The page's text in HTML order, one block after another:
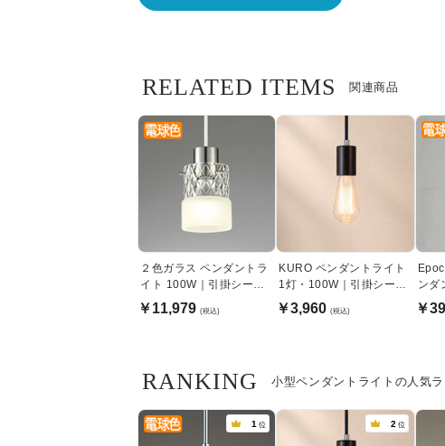
関連商品
RELATED ITEMS
２色ガラス ペンダントラ
イト 100W｜引掛シーリ
ング式
￥11,979 (税込)
KURO ペンダントライト
1灯・100W｜引掛シーリ
ング式
￥3,960 (税込)
ンダ
￥
小型ペンダントライトの人気
RANKING
1 位 2 位